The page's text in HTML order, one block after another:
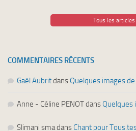
Tous les articles
COMMENTAIRES RÉCENTS
Gaël Aubritdans Quelques images
Anne - Céline PENOTdans Quelques
Slimani smadans Chant pour